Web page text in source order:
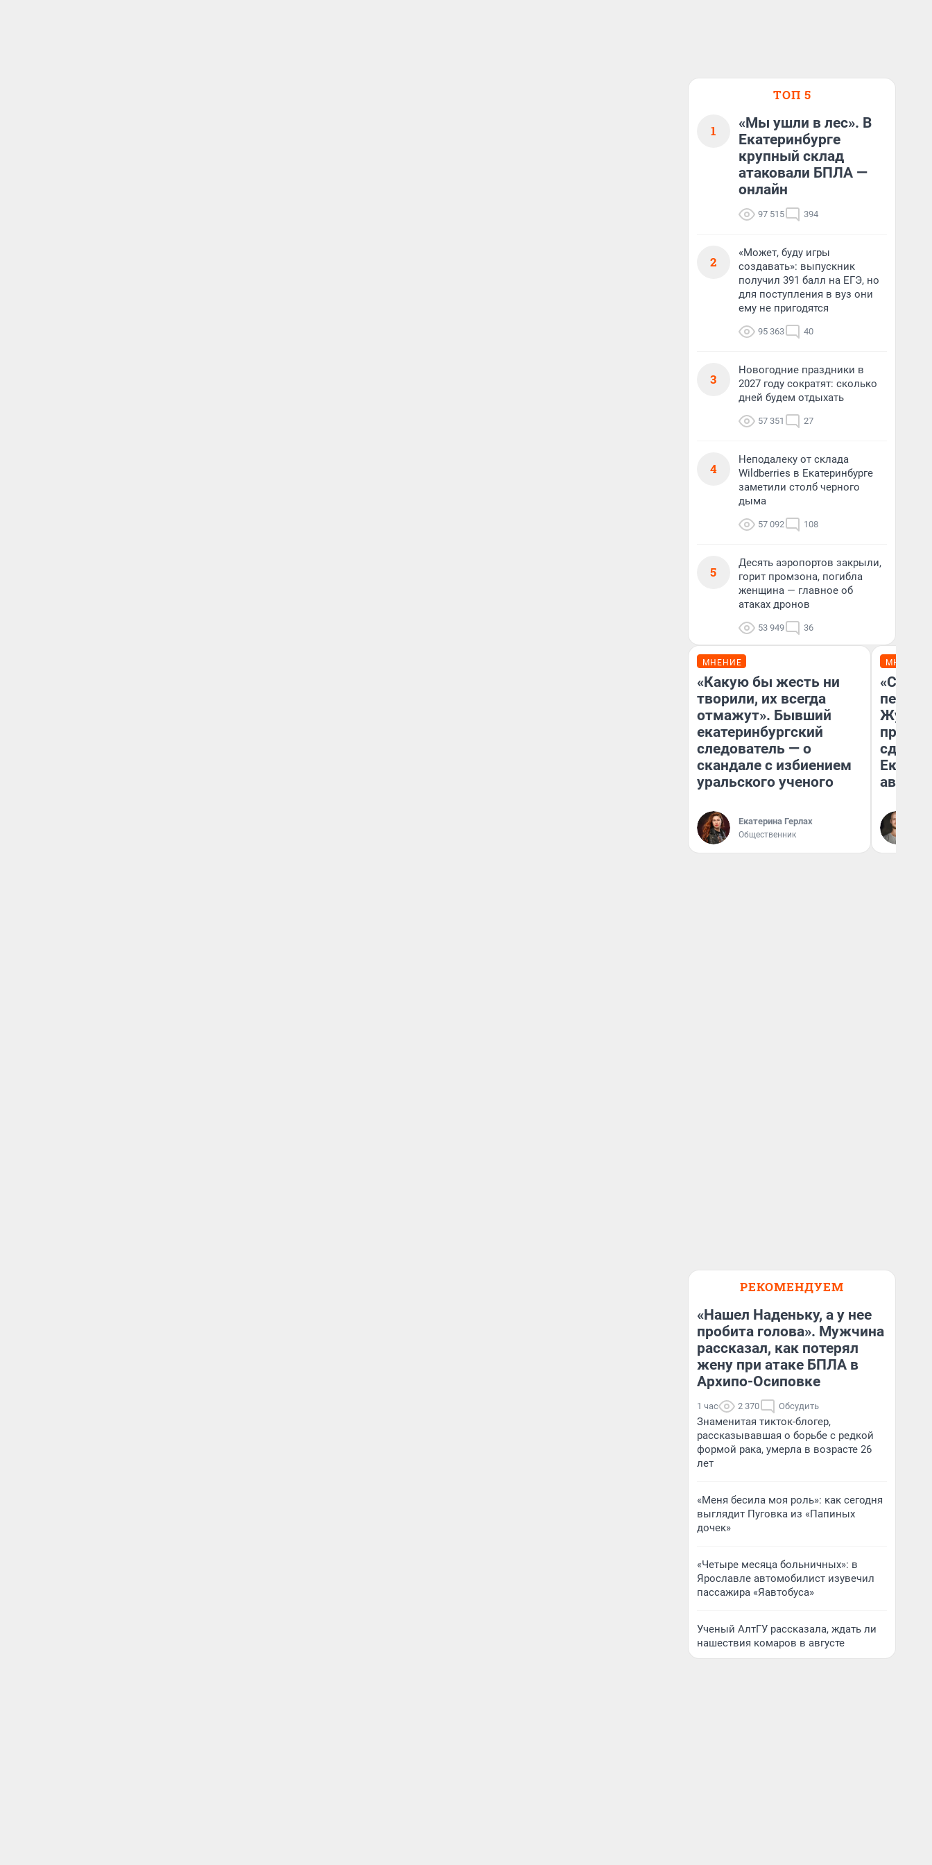
ТОП 5
1
«Мы ушли в лес». В
Екатеринбурге
крупный склад
атаковали БПЛА —
онлайн
97 515 394
2
«Может, буду игры
создавать»: выпускник
получил 391 балл на ЕГЭ, но
для поступления в вуз они
ему не пригодятся
95 363 40
3
Новогодние праздники в
2027 году сократят: сколько
дней будем отдыхать
57 351 27
4
Неподалеку от склада
Wildberries в Екатеринбурге
заметили столб черного
дыма
57 092 108
5
Десять аэропортов закрыли,
горит промзона, погибла
женщина — главное об
атаках дронов
53 949 36
МНЕНИЕ
«Какую бы жесть ни
творили, их всегда
отмажут». Бывший
екатеринбургский
следователь — о
скандале с избиением
уральского ученого
Екатерина Герлах
Общественник
МНЕНИЕ
августа
РЕКОМЕНДУЕМ
«Нашел Наденьку, а у нее
пробита голова». Мужчина
рассказал, как потерял
жену при атаке БПЛА в
Архипо-Осиповке
1 час 2 370 Обсудить
Знаменитая тикток-блогер,
рассказывавшая о борьбе с редкой
формой рака, умерла в возрасте 26
лет
«Меня бесила моя роль»: как сегодня
выглядит Пуговка из «Папиных
дочек»
«Четыре месяца больничных»: в
Ярославле автомобилист изувечил
пассажира «Яавтобуса»
Ученый АлтГУ рассказала, ждать ли
нашествия комаров в августе